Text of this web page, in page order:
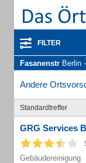
FILTER
Fasanenstr Berlin -
Andere
Standardtreffer
GRG Services
Gebäudereinigung